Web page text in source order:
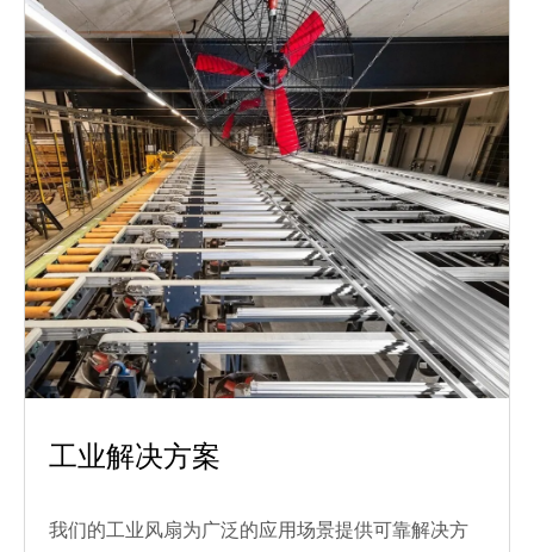
工业解决方案
我们的工业风扇为广泛的应用场景提供可靠解决方